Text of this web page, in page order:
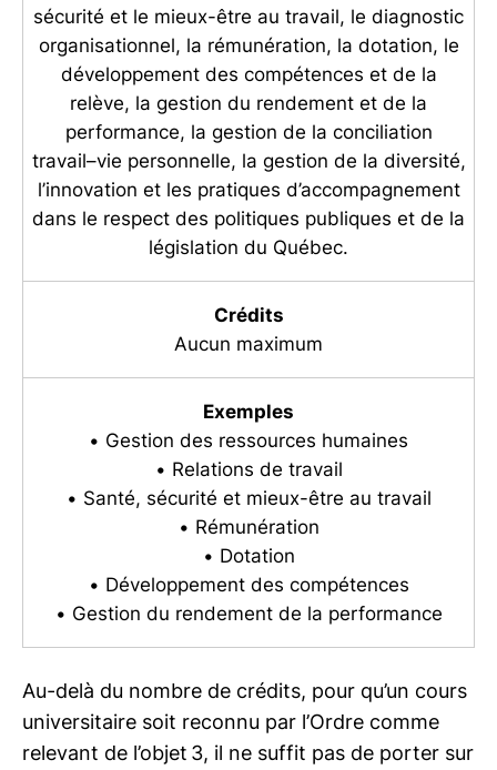
sécurité et le mieux-être au travail, le diagnostic
organisationnel, la rémunération, la dotation, le
développement des compétences et de la
relève, la gestion du rendement et de la
performance, la gestion de la conciliation
travail–vie personnelle, la gestion de la diversité,
l’innovation et les pratiques d’accompagnement
dans le respect des politiques publiques et de la
législation du Québec.
Crédits
Aucun maximum
Exemples
• Gestion des ressources humaines
• Relations de travail
• Santé, sécurité et mieux-être au travail
• Rémunération
• Dotation
• Développement des compétences
• Gestion du rendement de la performance
Au-delà du nombre de crédits, pour qu’un cours
universitaire soit reconnu par l’Ordre comme
relevant de l’objet 3, il ne suffit pas de porter sur